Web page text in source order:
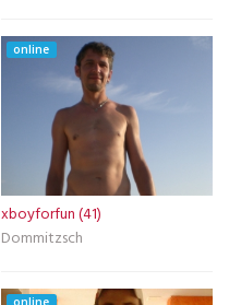
online
xboyforfun (41)
Dommitzsch
online